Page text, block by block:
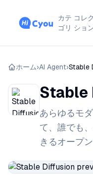
カテ
ゴリ
コレク
ショ
ホーム›AI Agent›Stable
Stable
あらゆるモ
て、誰でも
きるオープ